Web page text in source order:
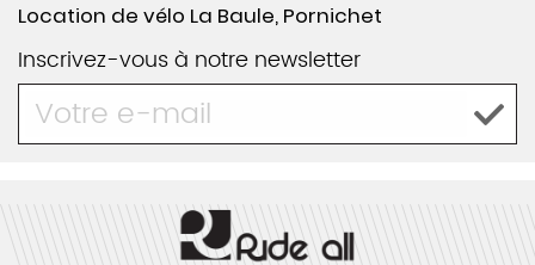
Location de vélo La Baule, Pornichet
Inscrivez-vous à notre newsletter